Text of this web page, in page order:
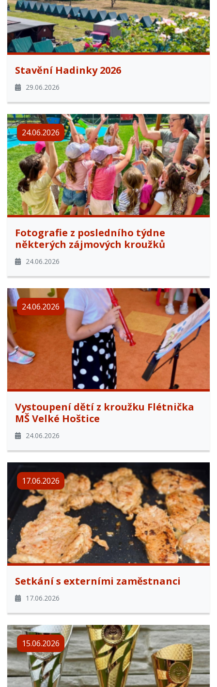
Stavění Hadinky 2026
29.06.2026
24.06.2026
Fotografie z posledního týdne
některých zájmových kroužků
24.06.2026
24.06.2026
Vystoupení dětí z kroužku Flétnička
MŠ Velké Hoštice
24.06.2026
17.06.2026
Setkání s externími zaměstnanci
17.06.2026
15.06.2026